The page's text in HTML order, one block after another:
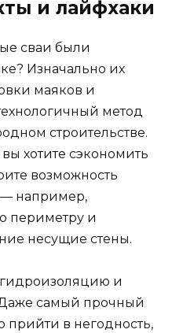
и лайфхаки
сваи были
Изначально их
маяков и
метод
строительстве.
хотите сэкономить
возможность
например,
периметру и
несущие стены.
гидроизоляцию и
самый прочный
прийти в негодность,